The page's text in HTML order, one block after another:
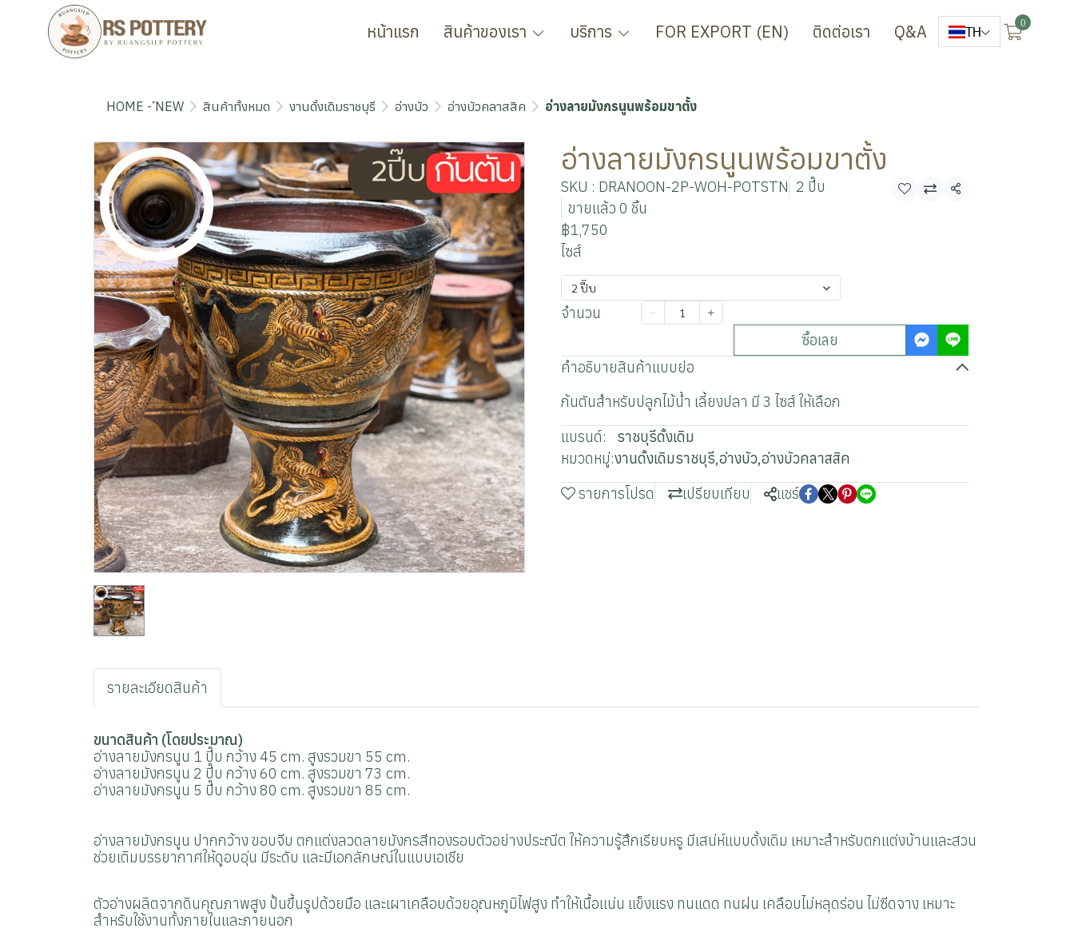
หน้าแรก สินค้าของเรา บริการ FOR EXPORT (EN) ติดต่อเรา Q&A TH
0
HOME - ์NEW สินค้าทั้งหมด งานดั้งเดิมราชบุรี อ่างบัว อ่างบัวคลาสสิค อ่างลายมังกรนูนพร้อมขาตั้ง
อ่างลายมังกรนูนพร้อมขาตั้ง
SKU : DRANOON-2P-WOH-POTSTN 2 ปี๊บ
ขายแล้ว 0 ชิ้น
แชร์
฿1,750
ไซส์
2 ปี๊บ
จำนวน
ซื้อเลย
คำอธิบายสินค้าแบบย่อ
ก้นตันสำหรับปลูกไม้น้ำ เลี้ยงปลา มี 3 ไซส์ ให้เลือก
แบรนด์:
ราชบุรีดั้งเดิม
หมวดหมู่:งานดั้งเดิมราชบุรี,อ่างบัว,อ่างบัวคลาสสิค
รายการโปรด
เปรียบเทียบ แชร์
รายละเอียดสินค้า
ขนาดสินค้า (โดยประมาณ)
อ่างลายมังกรนูน 1 ปี๊บ กว้าง 45 cm. สูงรวมขา 55 cm.
อ่างลายมังกรนูน 2 ปี๊บ กว้าง 60 cm. สูงรวมขา 73 cm.
อ่างลายมังกรนูน 5 ปี๊บ กว้าง 80 cm. สูงรวมขา 85 cm.
อ่างลายมังกรนูน ปากกว้าง ขอบจีบ ตกแต่งลวดลายมังกรสีทองรอบตัวอย่างประณีต ให้ความรู้สึกเรียบหรู มีเสน่ห์แบบดั้งเดิม เหมาะสำหรับตกแต่งบ้านและสวน
ช่วยเติมบรรยากาศให้ดูอบอุ่น มีระดับ และมีเอกลักษณ์ในแบบเอเชีย
ตัวอ่างผลิตจากดินคุณภาพสูง ปั้นขึ้นรูปด้วยมือ และเผาเคลือบด้วยอุณหภูมิไฟสูง ทำให้เนื้อแน่น แข็งแรง ทนแดด ทนฝน เคลือบไม่หลุดร่อน ไม่ซีดจาง เหมาะ
สำหรับใช้งานทั้งภายในและภายนอก